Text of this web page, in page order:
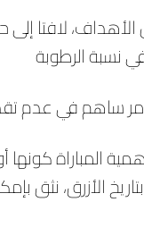
لافتا إلى
ساهم في عدم
المباراة
نثق